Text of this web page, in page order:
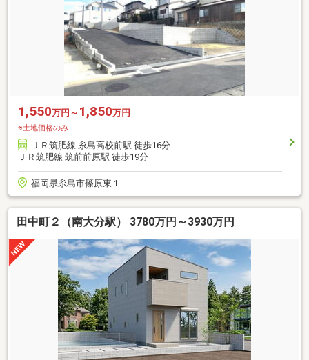
1,550万円～ 1,850万円
※土地価格のみ
ＪＲ筑肥線 糸島高校前駅 徒歩16分
ＪＲ筑肥線 筑前前原駅 徒歩19分
福岡県糸島市篠原東１
田中町２（南大分駅） 3780万円～3930万円